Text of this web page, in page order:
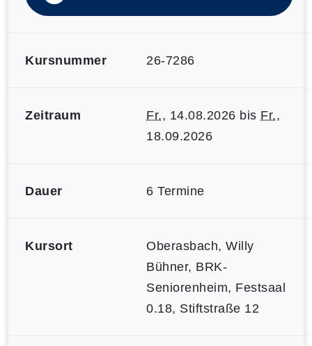
Kursnummer 26-7286
Zeitraum Fr., 14.08.2026 bis Fr.,
18.09.2026
Dauer 6 Termine
Kursort
Oberasbach, Willy
Bühner, BRK-
Seniorenheim, Festsaal
0.18, Stiftstraße 12